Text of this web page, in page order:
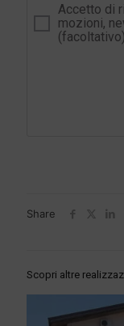
Accetto di
mozioni,
(facoltativo)
Share
Scopri altre